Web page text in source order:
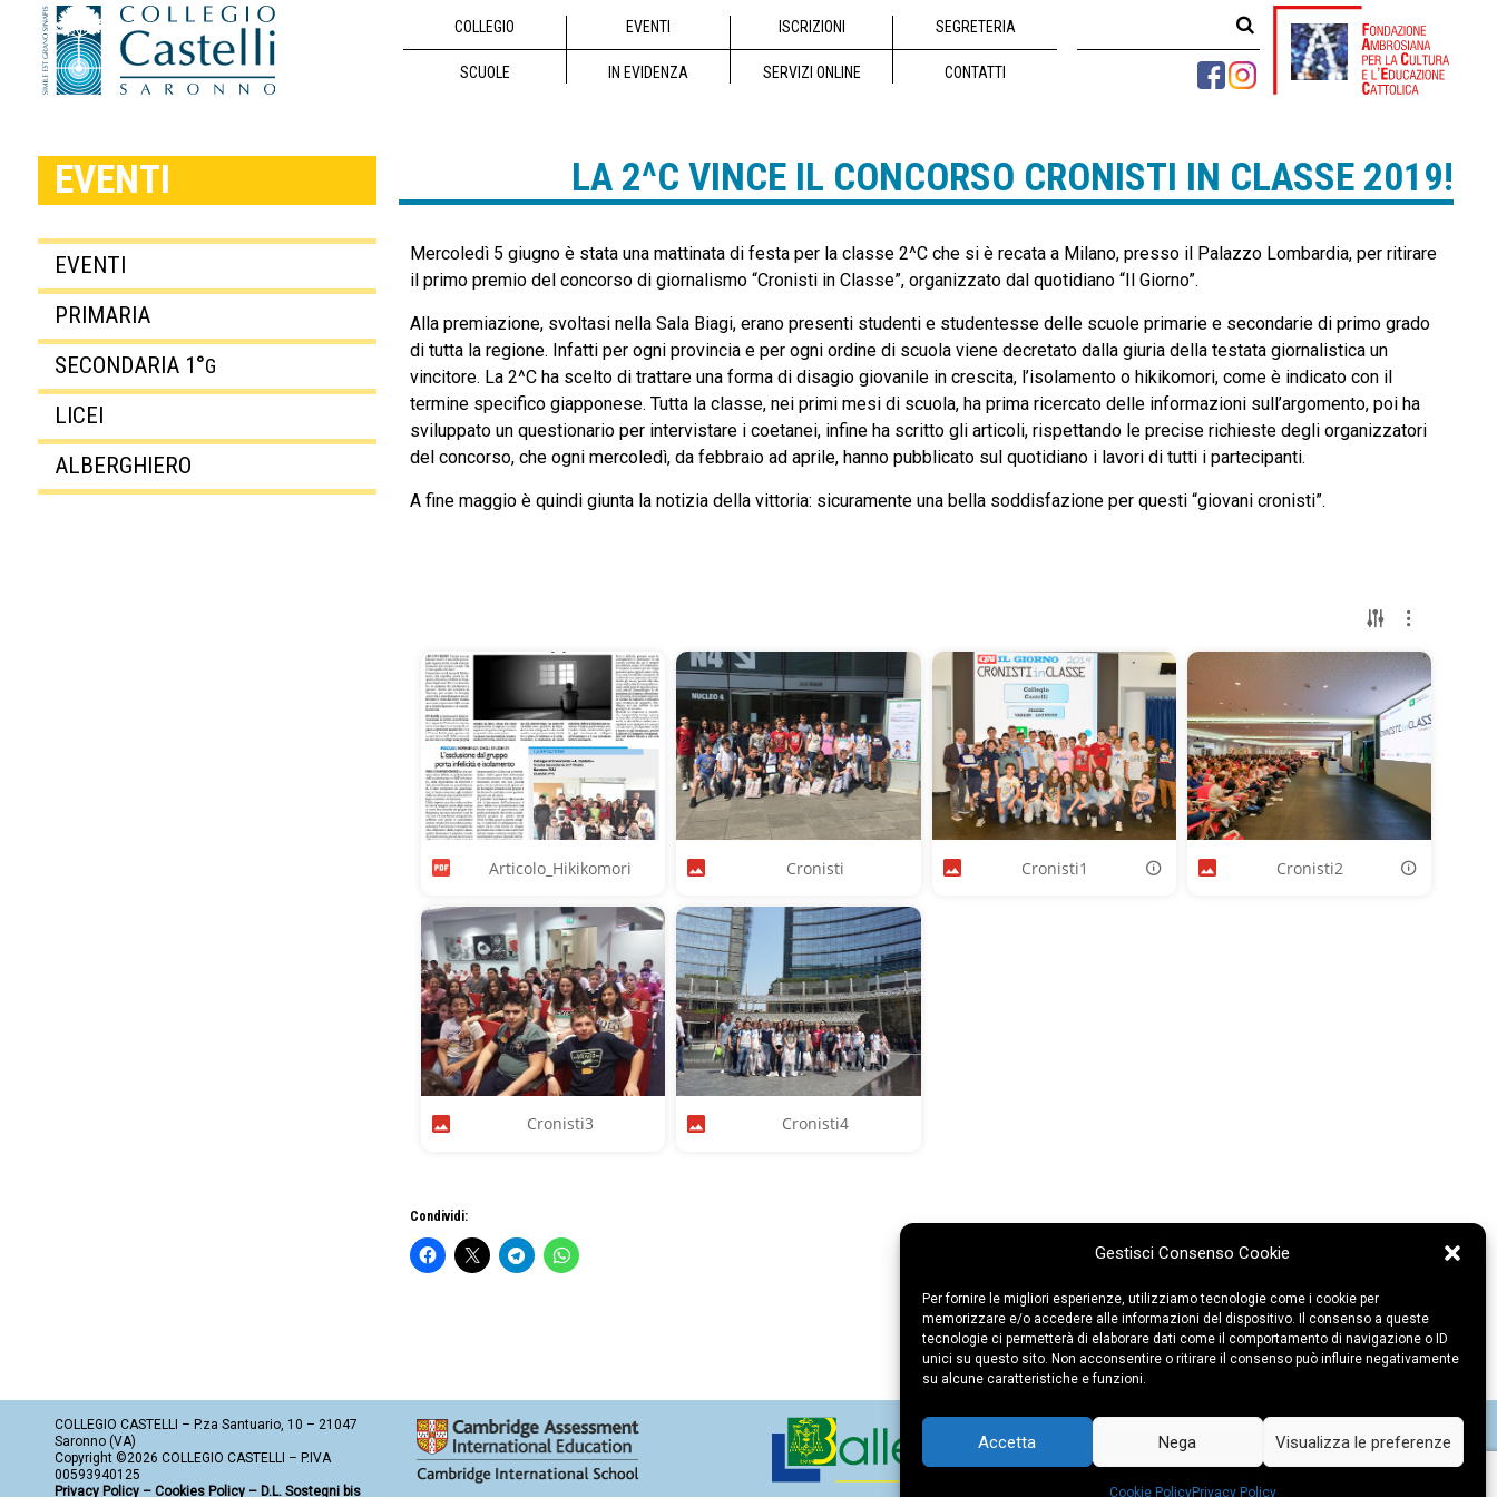
Gestisci Consenso Cookie
Per fornire le migliori esperienze, utilizziamo tecnologie come i cookie per
memorizzare e/o accedere alle informazioni del dispositivo. Il consenso a queste
tecnologie ci permetterà di elaborare dati come il comportamento di navigazione o ID
unici su questo sito. Non acconsentire o ritirare il consenso può influire negativamente
su alcune caratteristiche e funzioni.
Accetta Nega Visualizza le preferenze
Cookie PolicyPrivacy Policy
COLLEGIO EVENTI ISCRIZIONI SEGRETERIA
SCUOLE IN EVIDENZA SERVIZI ONLINE CONTATTI
EVENTI
EVENTI
PRIMARIA
SECONDARIA 1°G
LICEI
ALBERGHIERO
LA 2^C VINCE IL CONCORSO CRONISTI IN CLASSE 2019!
Mercoledì 5 giugno è stata una mattinata di festa per la classe 2^C che si è recata a Milano, presso il Palazzo Lombardia, per ritirare
il primo premio del concorso di giornalismo “Cronisti in Classe”, organizzato dal quotidiano “Il Giorno”.
Alla premiazione, svoltasi nella Sala Biagi, erano presenti studenti e studentesse delle scuole primarie e secondarie di primo grado
di tutta la regione. Infatti per ogni provincia e per ogni ordine di scuola viene decretato dalla giuria della testata giornalistica un
vincitore. La 2^C ha scelto di trattare una forma di disagio giovanile in crescita, l’isolamento o hikikomori, come è indicato con il
termine specifico giapponese. Tutta la classe, nei primi mesi di scuola, ha prima ricercato delle informazioni sull’argomento, poi ha
sviluppato un questionario per intervistare i coetanei, infine ha scritto gli articoli, rispettando le precise richieste degli organizzatori
del concorso, che ogni mercoledì, da febbraio ad aprile, hanno pubblicato sul quotidiano i lavori di tutti i partecipanti.
A fine maggio è quindi giunta la notizia della vittoria: sicuramente una bella soddisfazione per questi “giovani cronisti”.
Articolo_Hikikomori Cronisti Cronisti1 Cronisti2
Cronisti3 Cronisti4
Condividi:
COLLEGIO CASTELLI – P.za Santuario, 10 – 21047
Saronno (VA)
Copyright ©2026 COLLEGIO CASTELLI – P.IVA
00593940125
Privacy Policy– Cookies Policy– D.L. Sostegni bis